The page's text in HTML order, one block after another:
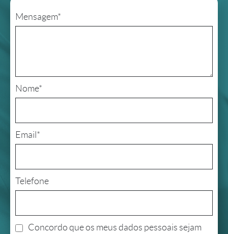
Mensagem*
Nome*
Email*
Telefone
Concordo que os meus dados pessoais sejam